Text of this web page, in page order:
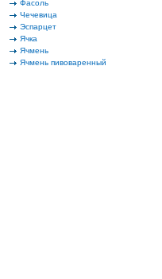
Фасоль
Чечевица
Эспарцет
Ячка
Ячмень
Ячмень пивоваренный